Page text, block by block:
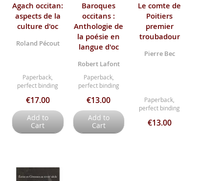
Agach occitan:
aspects de la
culture d'oc
Roland Pécout
Paperback,
perfect binding
€17.00
Add to
Cart
Baroques
occitans :
Anthologie de
la poésie en
langue d'oc
Robert Lafont
Paperback,
perfect binding
€13.00
Add to
Cart
Le comte de
Poitiers
premier
troubadour
Pierre Bec
Paperback,
perfect binding
€13.00